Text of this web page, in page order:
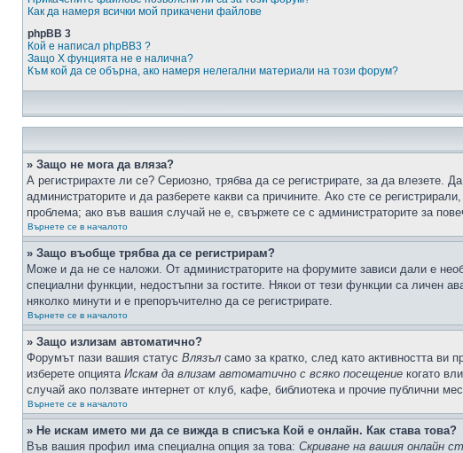
Как да намеря всички мой прикачени файлове
phpBB 3
Кой е написал phpBB3 ?
Защо X фунцията не е налична?
Към кой да се обърна, ако намеря нелегални материали на този форум?
» Защо не мога да вляза?
А регистрирахте ли се? Сериозно, трябва да се регистрирате, за да
администраторите и да разберете какви са причините. Ако сте се
проблема; ако във вашия случай не е, свържете се с администраторите за
Върнете се в началото
» Защо въобще трябва да се регистрирам?
Може и да не се наложи. От администраторите на форумите зависи дали е
специални функции, недостъпни за гостите. Някои от тези функции са личен
няколко минути и е препоръчително да се регистрирате.
Върнете се в началото
» Защо излизам автоматично?
Форумът пази вашия статус Влязъл само за кратко, след като активността ви
изберете опцията Искам да влизам автоматично с всяко посещение когато
случай ако ползвате интернет от клуб, кафе, библиотека и прочие публични
Върнете се в началото
» Не искам името ми да се вижда в списъка Кой е онлайн. Как става това?
Във вашия профил има специална опция за това: Скриване на вашия онлайн